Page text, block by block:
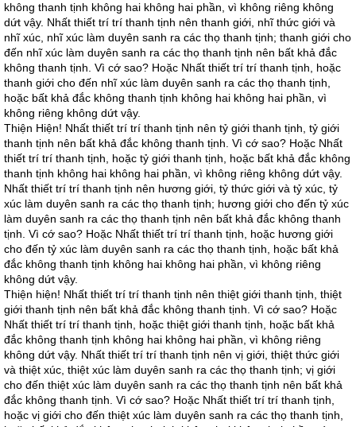
không thanh tịnh không hai không hai phần, vì không riêng không
dứt vậy. Nhất thiết trí trí thanh tịnh nên thanh giới, nhĩ thức giới và
nhĩ xúc, nhĩ xúc làm duyên sanh ra các thọ thanh tịnh; thanh giới cho
đến nhĩ xúc làm duyên sanh ra các thọ thanh tịnh nên bất khả đắc
không thanh tịnh. Vì cớ sao? Hoặc Nhất thiết trí trí thanh tịnh, hoặc
thanh giới cho đến nhĩ xúc làm duyên sanh ra các thọ thanh tịnh,
hoặc bất khả đắc không thanh tịnh không hai không hai phần, vì
không riêng không dứt vậy.
Thiện Hiện! Nhất thiết trí trí thanh tịnh nên tỷ giới thanh tịnh, tỷ giới
thanh tịnh nên bất khả đắc không thanh tịnh. Vì cớ sao? Hoặc Nhất
thiết trí trí thanh tịnh, hoặc tỷ giới thanh tịnh, hoặc bất khả đắc không
thanh tịnh không hai không hai phần, vì không riêng không dứt vậy.
Nhất thiết trí trí thanh tịnh nên hương giới, tỷ thức giới và tỷ xúc, tỷ
xúc làm duyên sanh ra các thọ thanh tịnh; hương giới cho đến tỷ xúc
làm duyên sanh ra các thọ thanh tịnh nên bất khả đắc không thanh
tịnh. Vì cớ sao? Hoặc Nhất thiết trí trí thanh tịnh, hoặc hương giới
cho đến tỷ xúc làm duyên sanh ra các thọ thanh tịnh, hoặc bất khả
đắc không thanh tịnh không hai không hai phần, vì không riêng
không dứt vậy.
Thiện hiện! Nhất thiết trí trí thanh tịnh nên thiệt giới thanh tịnh, thiệt
giới thanh tịnh nên bất khả đắc không thanh tịnh. Vì cớ sao? Hoặc
Nhất thiết trí trí thanh tịnh, hoặc thiệt giới thanh tịnh, hoặc bất khả
đắc không thanh tịnh không hai không hai phần, vì không riêng
không dứt vậy. Nhất thiết trí trí thanh tịnh nên vị giới, thiệt thức giới
và thiệt xúc, thiệt xúc làm duyên sanh ra các thọ thanh tịnh; vị giới
cho đến thiệt xúc làm duyên sanh ra các thọ thanh tịnh nên bất khả
đắc không thanh tịnh. Vì cớ sao? Hoặc Nhất thiết trí trí thanh tịnh,
hoặc vị giới cho đến thiệt xúc làm duyên sanh ra các thọ thanh tịnh,